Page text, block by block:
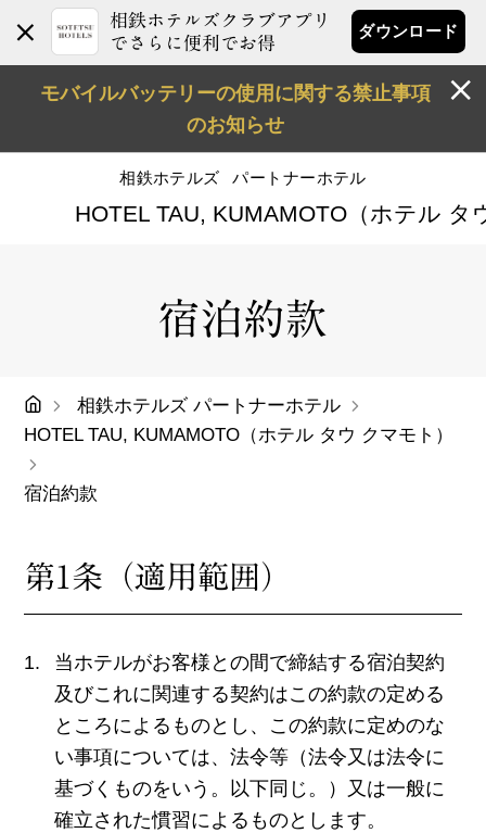
相鉄ホテルズクラブアプリ
でさらに便利でお得
ダウンロード
モバイルバッテリーの使用に関する禁止事項
のお知らせ
相鉄ホテルズ パートナーホテル
HOTEL TAU, KUMAMOTO（ホテル タ
宿泊約款
相鉄ホテルズ パートナーホテル
HOTEL TAU, KUMAMOTO（ホテル タウ クマモト）
宿泊約款
第1条（適用範囲）
当ホテルがお客様との間で締結する宿泊契約
及びこれに関連する契約はこの約款の定める
ところによるものとし、この約款に定めのな
い事項については、法令等（法令又は法令に
基づくものをいう。以下同じ。）又は一般に
確立された慣習によるものとします。